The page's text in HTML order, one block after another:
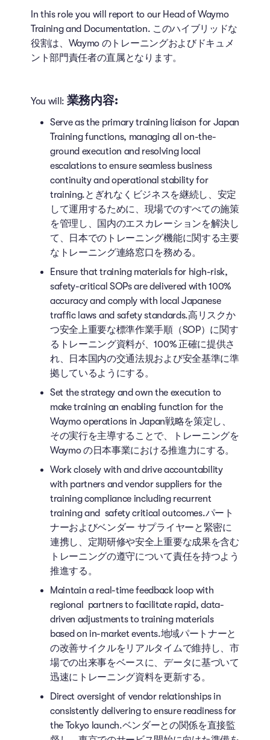
In this role you will report to our Head of Waymo
Training and Documentation. このハイブリッドな
役割は、Waymo のトレーニングおよびドキュメ
ント部門責任者の直属となります。
You will: 業務内容:
Serve as the primary training liaison for Japan
Training functions, managing all on-the-
ground execution and resolving local
escalations to ensure seamless business
continuity and operational stability for
training.とぎれなくビジネスを継続し、安定
して運用するために、現場でのすべての施策
を管理し、国内のエスカレーションを解決し
て、日本でのトレーニング機能に関する主要
なトレーニング連絡窓口を務める。
Ensure that training materials for high-risk,
safety-critical SOPs are delivered with 100%
accuracy and comply with local Japanese
traffic laws and safety standards.高リスクか
つ安全上重要な標準作業手順（SOP）に関す
るトレーニング資料が、100% 正確に提供さ
れ、日本国内の交通法規および安全基準に準
拠しているようにする。
Set the strategy and own the execution to
make training an enabling function for the
Waymo operations in Japan戦略を策定し、
その実行を主導することで、トレーニングを
Waymo の日本事業における推進力にする。
Work closely with and drive accountability
with partners and vendor suppliers for the
training compliance including recurrent
training and safety critical outcomes.パート
ナーおよびベンダー サプライヤーと緊密に
連携し、定期研修や安全上重要な成果を含む
トレーニングの遵守について責任を持つよう
推進する。
Maintain a real-time feedback loop with
regional partners to facilitate rapid, data-
driven adjustments to training materials
based on in-market events.地域パートナーと
の改善サイクルをリアルタイムで維持し、市
場での出来事をベースに、データに基づいて
迅速にトレーニング資料を更新する。
Direct oversight of vendor relationships in
consistently delivering to ensure readiness for
the Tokyo launch.ベンダーとの関係を直接監